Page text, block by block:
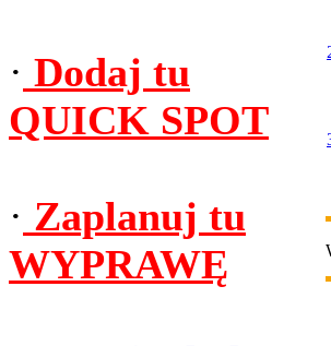
· Dodaj tu
QUICK SPOT
· Zaplanuj tu
WYPRAWĘ